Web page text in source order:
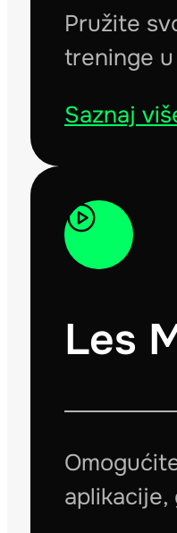
Pružite
treninge
Saznaj
Les
aplikacije,